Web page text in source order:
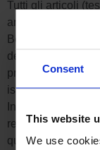
Consent
This website
We use
Tutti gli articoli
animazioni e la
Boost Holding
dei diritti d’autore
protezione
istituzioni similari.
Internet. I
replicati, diffusi,
qualsiasi forma al